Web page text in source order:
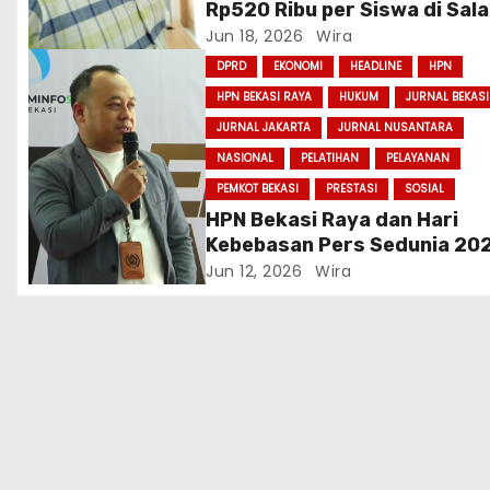
Rp520 Ribu per Siswa di
Satu SMP Negeri Tambun
Tuai Sorotan
Jun 18, 2026 Wira
DPRD EKONOMI HEADLINE
HPN
HPN BEKASI RAYA
HUKUM
JURNAL BEKASI
JURNAL JAKARTA
JURNAL NUSANTARA
NASIONAL
PELATIHAN
PELAYANAN
PEMKOT BEKASI
PRESTASI SOSIAL
HPN Bekasi Raya dan Hari
Kebebasan Pers Sedunia
Sukses Digelar, Panitia
Jun 12, 2026 Wira